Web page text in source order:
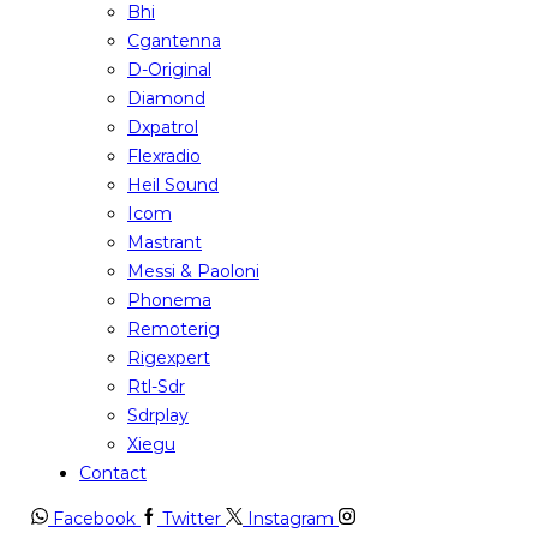
Bhi
Cgantenna
D-Original
Diamond
Dxpatrol
Flexradio
Heil Sound
Icom
Mastrant
Messi & Paoloni
Phonema
Remoterig
Rigexpert
Rtl-Sdr
Sdrplay
Xiegu
Contact
Facebook Twitter Instagram